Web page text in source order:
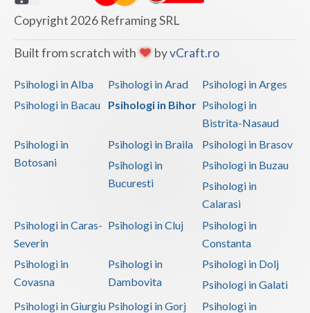
Copyright 2026 Reframing SRL
Built from scratch with byvCraft.ro
Psihologi in Alba Psihologi in Arad
Psihologi in Arges
Psihologi in Bacau
Psihologi in Bihor Psihologi in
Bistrita-Nasaud
Psihologi in
Botosani
Psihologi in Braila
Psihologi in Brasov
Psihologi in
Bucuresti
Psihologi in Buzau
Psihologi in
Calarasi
Psihologi in Caras-
Severin
Psihologi in Cluj
Psihologi in
Constanta
Psihologi in
Covasna
Psihologi in
Dambovita
Psihologi in Dolj
Psihologi in Galati
Psihologi in Giurgiu Psihologi in Gorj
Psihologi in